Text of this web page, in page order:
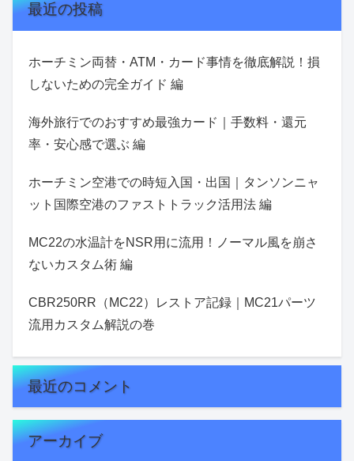
最近の投稿
ホーチミン両替・ATM・カード事情を徹底解説！損
しないための完全ガイド 編
海外旅行でのおすすめ最強カード｜手数料・還元
率・安心感で選ぶ 編
ホーチミン空港での時短入国・出国｜タンソンニャ
ット国際空港のファストトラック活用法 編
MC22の水温計をNSR用に流用！ノーマル風を崩さ
ないカスタム術 編
CBR250RR（MC22）レストア記録｜MC21パーツ
流用カスタム解説の巻
最近のコメント
アーカイブ